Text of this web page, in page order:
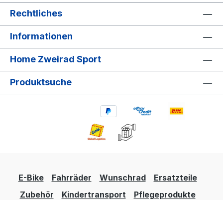
Rechtliches
Informationen
Home Zweirad Sport
Produktsuche
E-Bike Fahrräder Wunschrad
Ersatzteile
Zubehör
Kindertransport
Pflegeprodukte